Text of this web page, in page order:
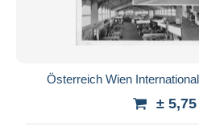
Österreich Wien
±